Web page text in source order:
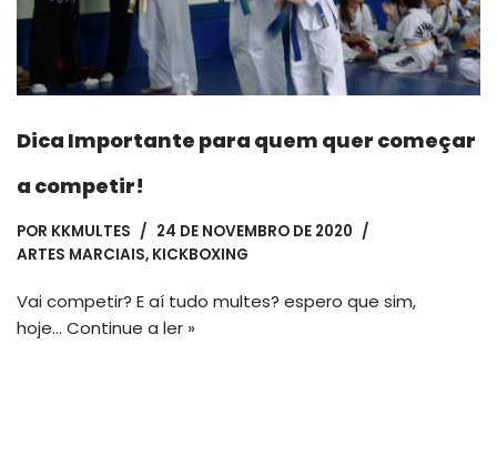
Dica Importante para quem quer começar
a competir!
POR KKMULTES
24 DE NOVEMBRO DE 2020
ARTES MARCIAIS, KICKBOXING
Vai competir? E aí tudo multes? espero que sim,
hoje… Continue a ler »